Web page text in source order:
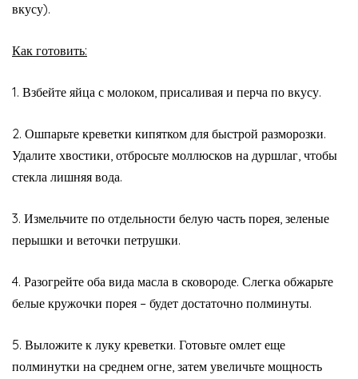
вкусу).
Как готовить:
1. Взбейте яйца с молоком, присаливая и перча по вкусу.
2. Ошпарьте креветки кипятком для быстрой разморозки.
Удалите хвостики, отбросьте моллюсков на дуршлаг, чтобы
стекла лишняя вода.
3. Измельчите по отдельности белую часть порея, зеленые
перышки и веточки петрушки.
4. Разогрейте оба вида масла в сковороде. Слегка обжарьте
белые кружочки порея – будет достаточно полминуты.
5. Выложите к луку креветки. Готовьте омлет еще
полминутки на среднем огне, затем увеличьте мощность